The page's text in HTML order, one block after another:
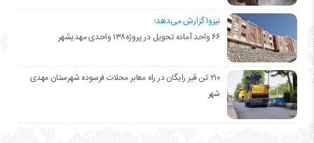
نیزوا گزارش می‌دهد؛
۶۶ واحد آماده تحویل در پروژه۱۳۸ واحدی مهدیشهر
۲۱۰ تن قیر رایگان در راه معابر محلات فرسوده شهرستان مهدی
شهر